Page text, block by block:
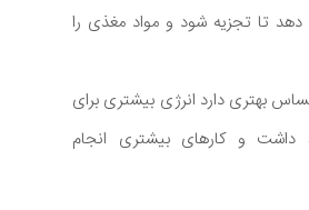
تا تجزیه شود و مواد مغذی را
بهتری دارد انرژی بیشتری برای
داشت و کارهای بیشتری انجام